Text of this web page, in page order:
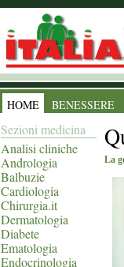
HOME BENESSERE
Sezioni medicina
Analisi cliniche
Andrologia
Balbuzie
Cardiologia
Chirurgia.it
Dermatologia
Diabete
Ematologia
Endocrinologia
La